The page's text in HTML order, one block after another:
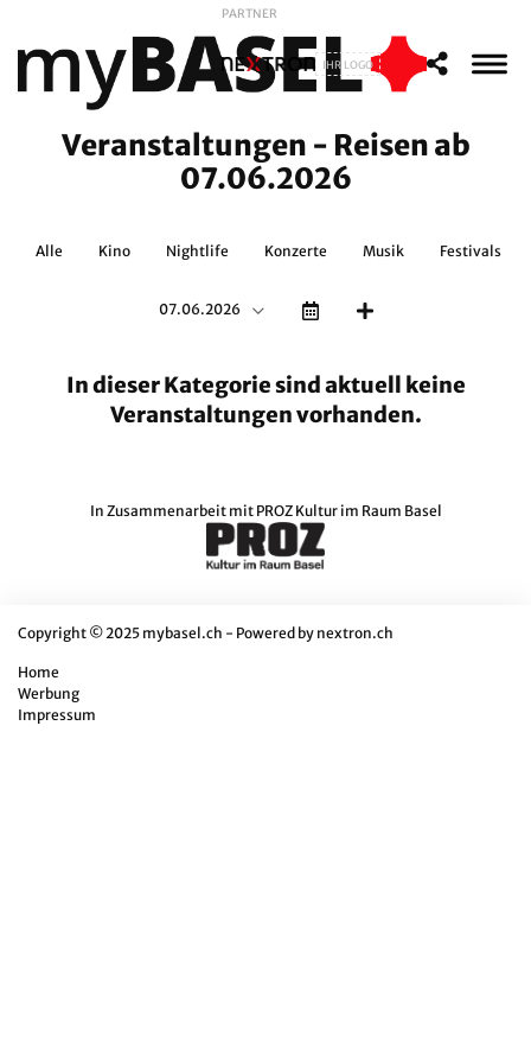
PARTNER
IHR LOGO
Veranstaltungen - Reisen ab
07.06.2026
Alle Kino Nightlife Konzerte Musik Festivals
07.06.2026
In dieser Kategorie sind aktuell keine
Veranstaltungen vorhanden.
In Zusammenarbeit mit PROZ Kultur im Raum Basel
Copyright © 2025 mybasel.ch - Powered by nextron.ch
Home
Werbung
Impressum